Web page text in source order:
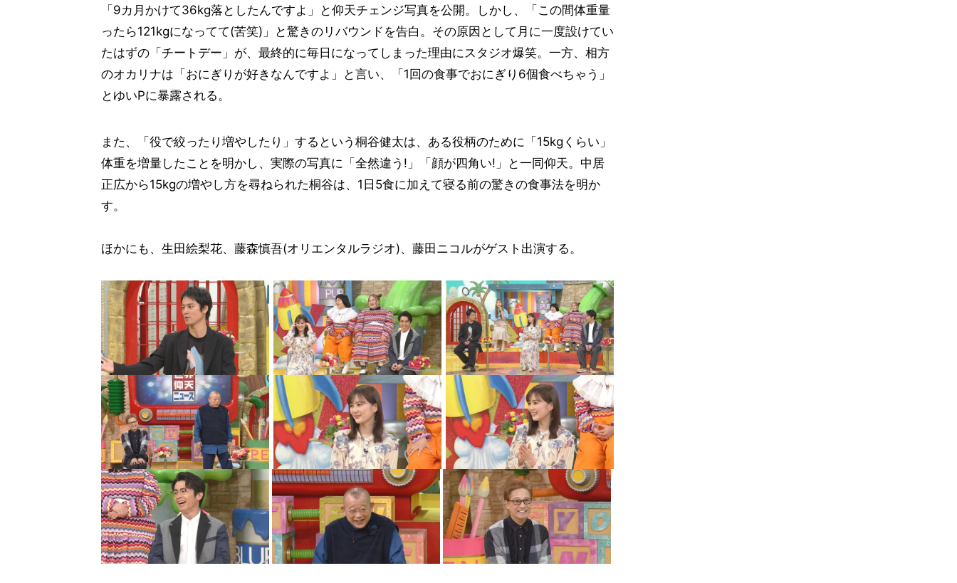
「9カ月かけて36kg落としたんですよ」と仰天チェンジ写真を公開。しかし、「この間体重量
ったら121kgになってて(苦笑)」と驚きのリバウンドを告白。その原因として月に一度設けてい
たはずの「チートデー」が、最終的に毎日になってしまった理由にスタジオ爆笑。一方、相方
のオカリナは「おにぎりが好きなんですよ」と言い、「1回の食事でおにぎり6個食べちゃう」
とゆいPに暴露される。
また、「役で絞ったり増やしたり」するという桐谷健太は、ある役柄のために「15kgくらい」
体重を増量したことを明かし、実際の写真に「全然違う!」「顔が四角い!」と一同仰天。中居
正広から15kgの増やし方を尋ねられた桐谷は、1日5食に加えて寝る前の驚きの食事法を明か
す。
ほかにも、生田絵梨花、藤森慎吾(オリエンタルラジオ)、藤田ニコルがゲスト出演する。